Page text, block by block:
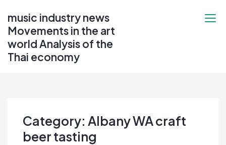
content
music industry news
Movements in the art
world Analysis of the
Thai economy
Category: Albany WA craft
beer tasting